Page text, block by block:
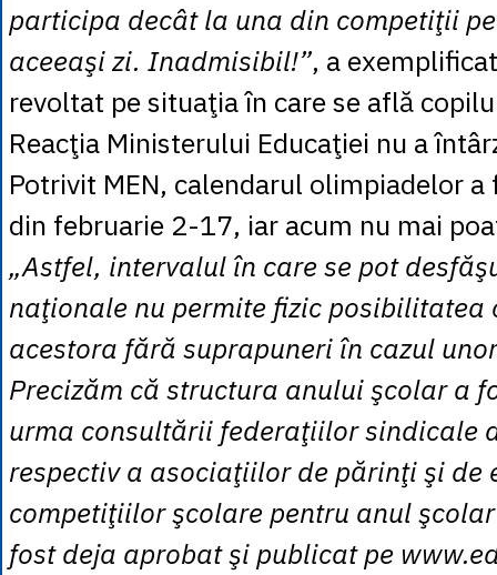
participa decât la una din competiţii
aceeaşi zi. Inadmisibil!”, a
revoltat pe situaţia în care se află
Reacţia Ministerului Educaţiei nu a
Potrivit MEN, calendarul olimpiadelor
din februarie 2-17, iar acum nu mai
„Astfel, intervalul în care se pot
naţionale nu permite fizic posibilitatea
acestora fără suprapuneri în cazul
Precizăm că structura anului şcolar a
urma consultării federaţiilor sindicale
respectiv a asociaţiilor de părinţi şi de
competiţiilor şcolare pentru anul
fost deja aprobat şi publicat pe